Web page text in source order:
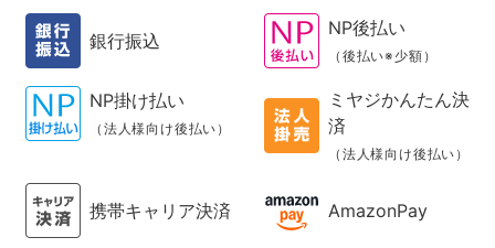
銀行振込
NP後払い
（後払い※少額）
NP掛け払い
（法人様向け後払い）
ミヤジかんたん決
済
（法人様向け後払い）
携帯キャリア決済 AmazonPay